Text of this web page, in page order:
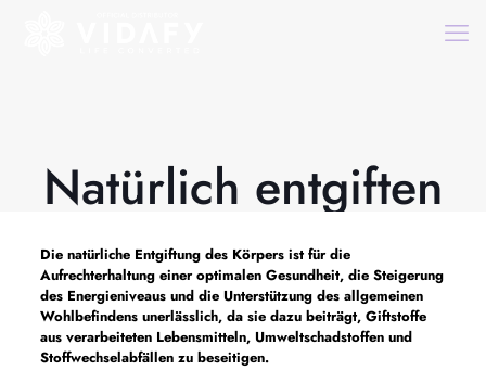
Natürlich entgiften
Die natürliche Entgiftung des Körpers ist für die
Aufrechterhaltung einer optimalen Gesundheit, die Steigerung
des Energieniveaus und die Unterstützung des allgemeinen
Wohlbefindens unerlässlich, da sie dazu beiträgt, Giftstoffe
aus verarbeiteten Lebensmitteln, Umweltschadstoffen und
Stoffwechselabfällen zu beseitigen.